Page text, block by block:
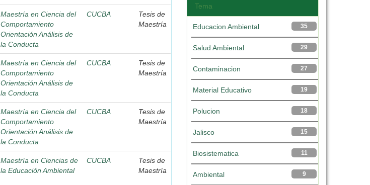
Maestría en Ciencia del
Comportamiento
Orientación Análisis de
la Conducta
CUCBA
Tesis de
Maestría
Maestría en Ciencia del
Comportamiento
Orientación Análisis de
la Conducta
CUCBA
Tesis de
Maestría
Maestría en Ciencia del
Comportamiento
Orientación Análisis de
la Conducta
CUCBA
Tesis de
Maestría
Maestría en Ciencias de
la Educación Ambiental
CUCBA
Tesis de
Maestría
Tema
35
Educacion Ambiental
29
Salud Ambiental
27
Contaminacion
19
Material Educativo
18
Polucion
15
Jalisco
11
Biosistematica
9
Ambiental